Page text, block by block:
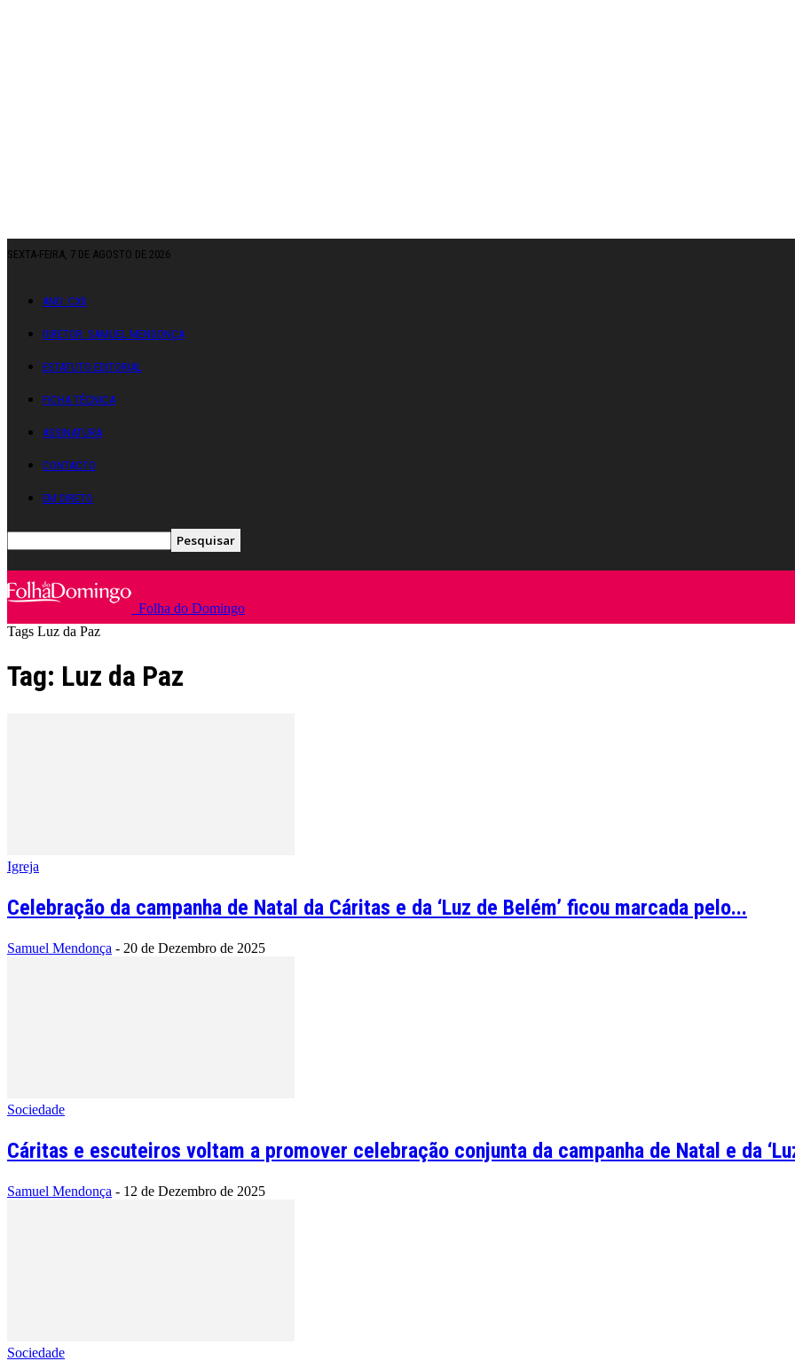
SEXTA-FEIRA, 7 DE AGOSTO DE 2026
ANO: CXII
DIRETOR: SAMUEL MENDONÇA
ESTATUTO EDITORIAL
FICHA TÉCNICA
ASSINATURA
CONTACTO
EM DIRETO
Folha do Domingo
Tags Luz da Paz
Tag: Luz da Paz
Igreja
Celebração da campanha de Natal da Cáritas e da ‘Luz de Belém’ ficou marcada pelo...
Samuel Mendonça - 20 de Dezembro de 2025
Sociedade
Cáritas e escuteiros voltam a promover celebração conjunta da campanha de Natal e da
Samuel Mendonça - 12 de Dezembro de 2025
Sociedade